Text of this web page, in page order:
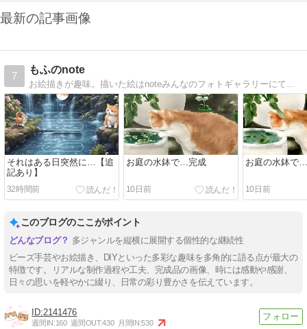
最新の記事画像
7
もふのnote
お絵描きが趣味。描いた絵はnoteみんなのフォトギャラリーにて共有中。
それはある日突然に…【追
記あり】
32時間前
お庭の水鉢で…完成
10日前
お庭の水鉢で…
10日前
このブログのここがポイント
多ジャンルを縦横に展開する個性的な継続性
ビーズ手芸やお絵描き、DIYといった多彩な趣味を多角的に語る点が最大の
特徴です。リアルな制作過程や工夫、完成品の画像、時には感動や感謝、
日々の思いを軽やかに綴り、日常の彩り豊かさを伝えています。
2141476
週間IN:160 週間OUT:430 月間IN:530